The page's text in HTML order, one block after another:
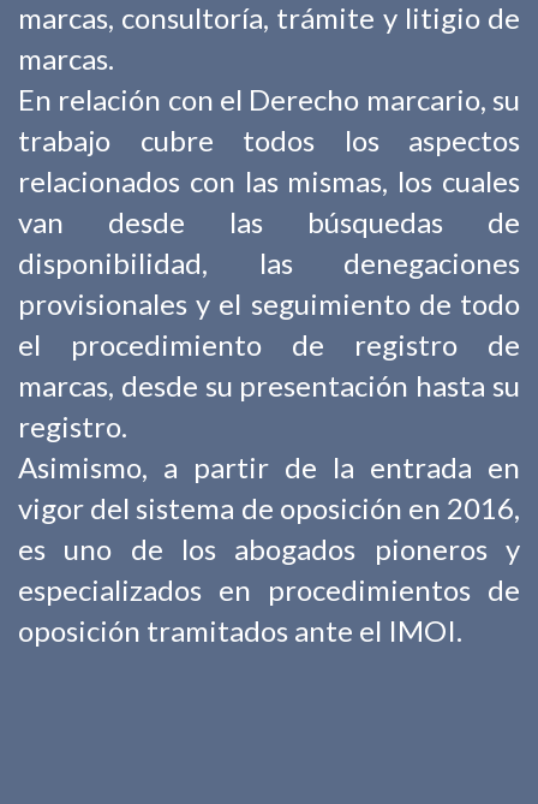
marcas, consultoría, trámite y litigio de
marcas.
En relación con el Derecho marcario, su
trabajo cubre todos los aspectos
relacionados con las mismas, los cuales
van desde las búsquedas de
disponibilidad, las denegaciones
provisionales y el seguimiento de todo
el procedimiento de registro de
marcas, desde su presentación hasta su
registro.
Asimismo, a partir de la entrada en
vigor del sistema de oposición en 2016,
es uno de los abogados pioneros y
especializados en procedimientos de
oposición tramitados ante el IMOI.